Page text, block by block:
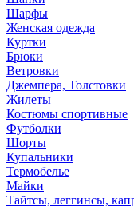
Шарфы
Женская одежда
Куртки
Брюки
Ветровки
Джемпера, Толстовки
Жилеты
Костюмы спортивные
Футболки
Шорты
Купальники
Термобелье
Майки
Тайтсы, леггинсы,